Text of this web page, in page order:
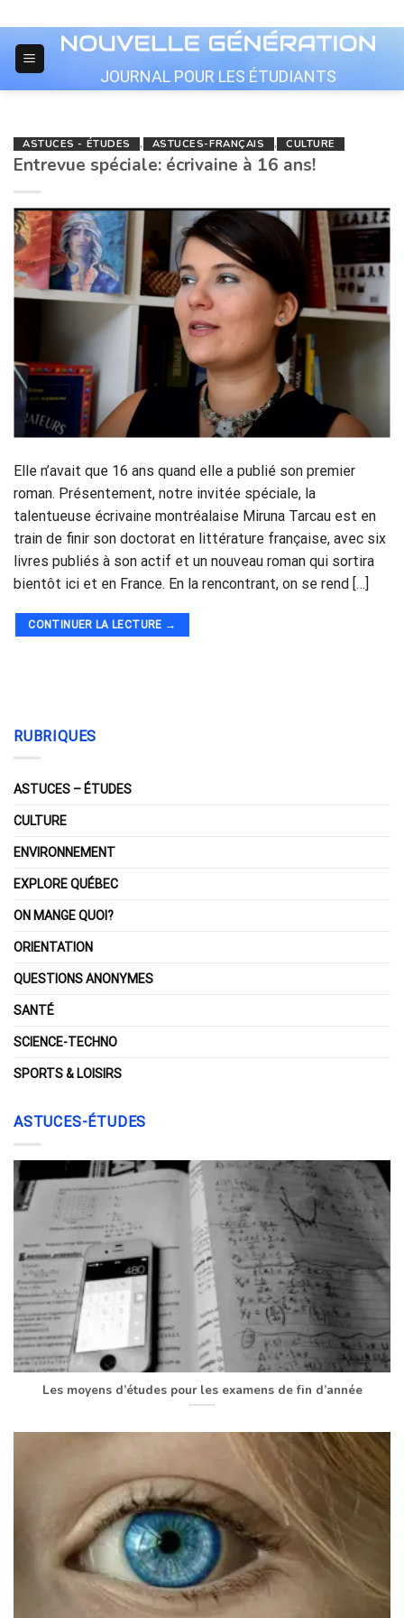
to
content
JOURNAL POUR LES ÉTUDIANTS
ASTUCES - ÉTUDES , ASTUCES-FRANÇAIS , CULTURE
Entrevue spéciale: écrivaine à 16 ans!
Elle n’avait que 16 ans quand elle a publié son premier
roman. Présentement, notre invitée spéciale, la
talentueuse écrivaine montréalaise Miruna Tarcau est en
train de finir son doctorat en littérature française, avec six
livres publiés à son actif et un nouveau roman qui sortira
bientôt ici et en France. En la rencontrant, on se rend […]
CONTINUER LA LECTURE →
RUBRIQUES
ASTUCES – ÉTUDES
CULTURE
ENVIRONNEMENT
EXPLORE QUÉBEC
ON MANGE QUOI?
ORIENTATION
QUESTIONS ANONYMES
SANTÉ
SCIENCE-TECHNO
SPORTS & LOISIRS
ASTUCES-ÉTUDES
Les moyens d’études pour les examens de fin d’année